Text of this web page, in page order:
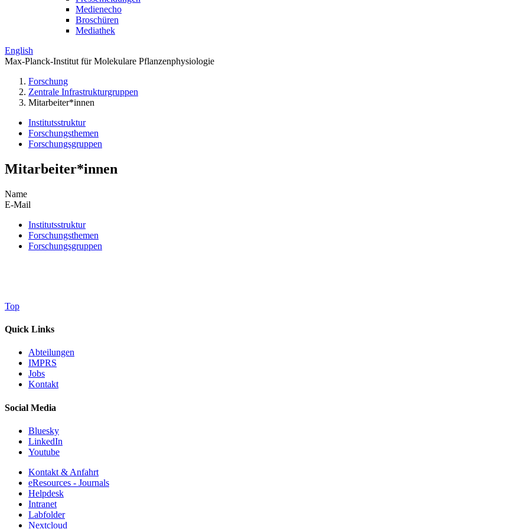
Medienecho
Broschüren
Mediathek
English
Max-Planck-Institut für Molekulare Pflanzenphysiologie
Forschung
Zentrale Infrastrukturgruppen
Mitarbeiter*innen
Institutsstruktur
Forschungsthemen
Forschungsgruppen
Mitarbeiter*innen
Name
E-Mail
Institutsstruktur
Forschungsthemen
Forschungsgruppen
Top
Quick Links
Abteilungen
IMPRS
Jobs
Kontakt
Social Media
Bluesky
LinkedIn
Youtube
Kontakt & Anfahrt
eResources - Journals
Helpdesk
Intranet
Labfolder
Nextcloud